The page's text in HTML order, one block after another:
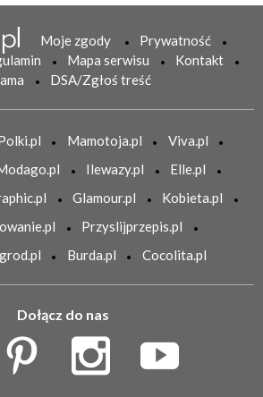
Moje zgody
Prywatność
Mapa serwisu
Kontakt
DSA/Zgłoś treść
Mamotoja.pl
Viva.pl
Ilewazy.pl
Elle.pl
Glamour.pl
Kobieta.pl
Przyslijprzepis.pl
Burda.pl Cocolita.pl
Dołącz do nas